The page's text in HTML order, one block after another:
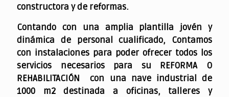
constructora y de reformas.
Contando con una amplia plantilla jovén y
dinámica de personal cualificado, Contamos
con instalaciones para poder ofrecer todos los
servicios necesarios para su REFORMA O
REHABILITACIÓN con una nave industrial de
1000 m2 destinada a oficinas, talleres y